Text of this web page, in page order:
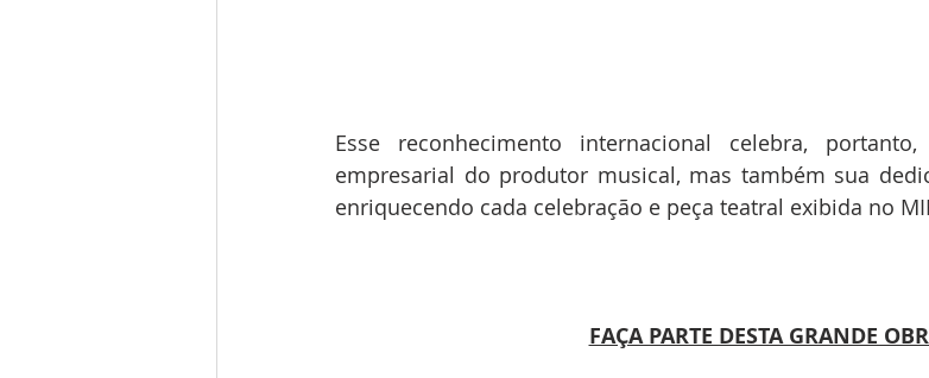
Esse reconhecimento internacional celebra,
empresarial do produtor musical, mas também sua
enriquecendo cada celebração e peça teatral exibida no
FAÇA PARTE DESTA GRANDE